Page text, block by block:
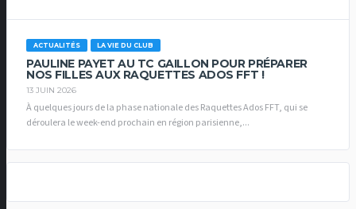
ACTUALITÉS LA VIE DU CLUB
PAULINE PAYET AU TC GAILLON POUR PRÉPARER
NOS FILLES AUX RAQUETTES ADOS FFT !
13 JUIN 2026
À quelques jours de la phase nationale des Raquettes Ados FFT, qui se
déroulera le week-end prochain en région parisienne,...